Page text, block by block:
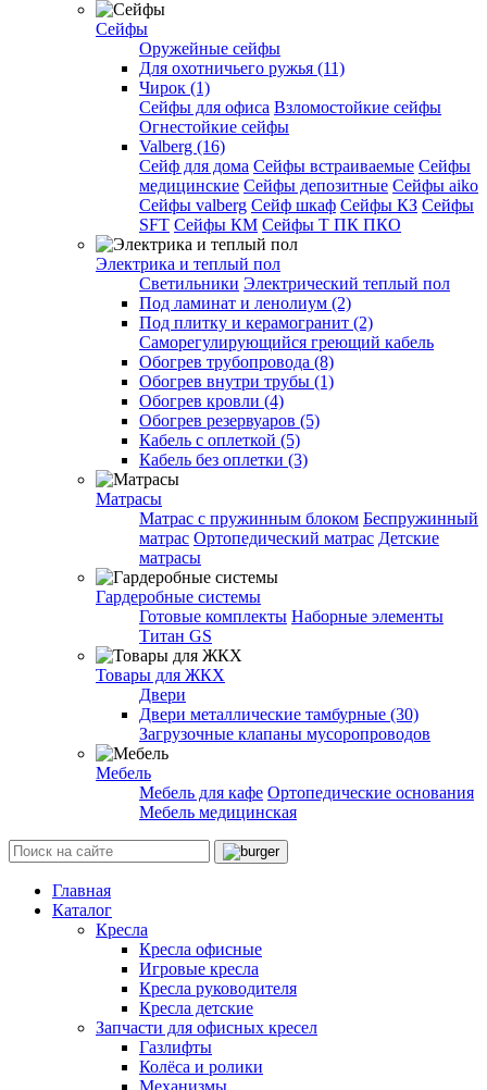
Сейфы
Оружейные сейфы
Для охотничьего ружья (11)
Чирок (1)
Сейфы для офиса Взломостойкие сейфы
Огнестойкие сейфы
Valberg (16)
Cейф для дома Сейфы встраиваемые Сейфы
медицинские Сейфы депозитные Сейфы aiko
Сейфы valberg Сейф шкаф Сейфы КЗ Сейфы
SFT Сейфы КМ Сейфы Т ПК ПКО
Электрика и теплый пол
Светильники Электрический теплый пол
Под ламинат и ленолиум (2)
Под плитку и керамогранит (2)
Саморегулирующийся греющий кабель
Обогрев трубопровода (8)
Обогрев внутри трубы (1)
Обогрев кровли (4)
Обогрев резервуаров (5)
Кабель с оплеткой (5)
Кабель без оплетки (3)
Матрасы
Матрас с пружинным блоком Беспружинный
матрас Ортопедический матрас Детские
матрасы
Гардеробные системы
Готовые комплекты Наборные элементы
Титан GS
Товары для ЖКХ
Двери
Двери металлические тамбурные (30)
Загрузочные клапаны мусоропроводов
Мебель
Мебель для кафе Ортопедические основания
Мебель медицинская
Главная
Каталог
Кресла
Кресла офисные
Игровые кресла
Кресла руководителя
Кресла детские
Запчасти для офисных кресел
Газлифты
Колёса и ролики
Механизмы